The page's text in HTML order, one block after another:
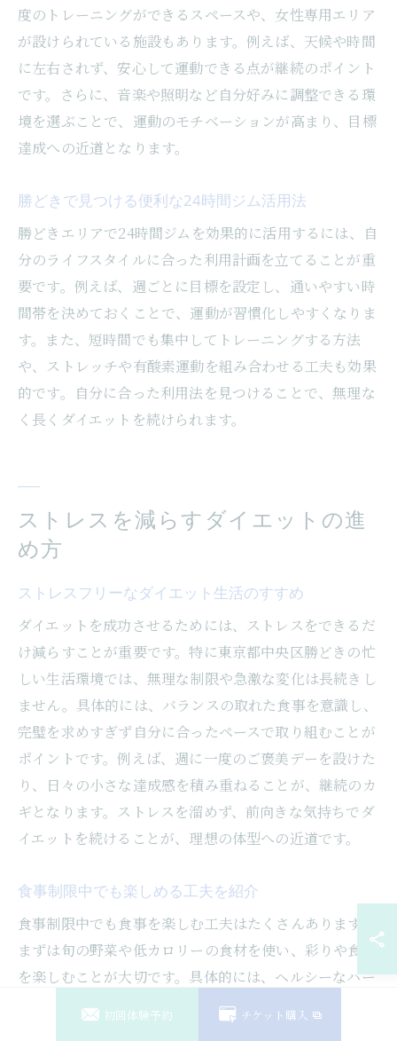
度のトレーニングができるスペースや、女性専用エリア
が設けられている施設もあります。例えば、天候や時間
に左右されず、安心して運動できる点が継続のポイント
です。さらに、音楽や照明など自分好みに調整できる環
境を選ぶことで、運動のモチベーションが高まり、目標
達成への近道となります。
勝どきで見つける便利な24時間ジム活用法
勝どきエリアで24時間ジムを効果的に活用するには、自
分のライフスタイルに合った利用計画を立てることが重
要です。例えば、週ごとに目標を設定し、通いやすい時
間帯を決めておくことで、運動が習慣化しやすくなりま
す。また、短時間でも集中してトレーニングする方法
や、ストレッチや有酸素運動を組み合わせる工夫も効果
的です。自分に合った利用法を見つけることで、無理な
く長くダイエットを続けられます。
ストレスを減らすダイエットの進
め方
ストレスフリーなダイエット生活のすすめ
ダイエットを成功させるためには、ストレスをできるだ
け減らすことが重要です。特に東京都中央区勝どきの忙
しい生活環境では、無理な制限や急激な変化は長続きし
ません。具体的には、バランスの取れた食事を意識し、
完璧を求めすぎず自分に合ったペースで取り組むことが
ポイントです。例えば、週に一度のご褒美デーを設けた
り、日々の小さな達成感を積み重ねることが、継続のカ
ギとなります。ストレスを溜めず、前向きな気持ちでダ
イエットを続けることが、理想の体型への近道です。
食事制限中でも楽しめる工夫を紹介
食事制限中でも食事を楽しむ工夫はたくさんあります。
まずは旬の野菜や低カロリーの食材を使い、彩りや食感
を楽しむことが大切です。具体的には、ヘルシーなハー
ブやスパイスを活用して味に変化をつける、食器を変え
初回体験予約 チケット購入